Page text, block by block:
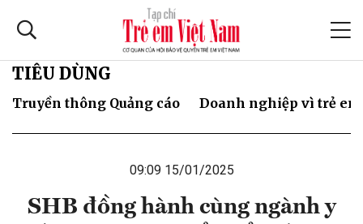
TIÊU DÙNG
Truyền thông Quảng cáo Doanh nghiệp vì trẻ em
09:09 15/01/2025
SHB đồng hành cùng ngành y